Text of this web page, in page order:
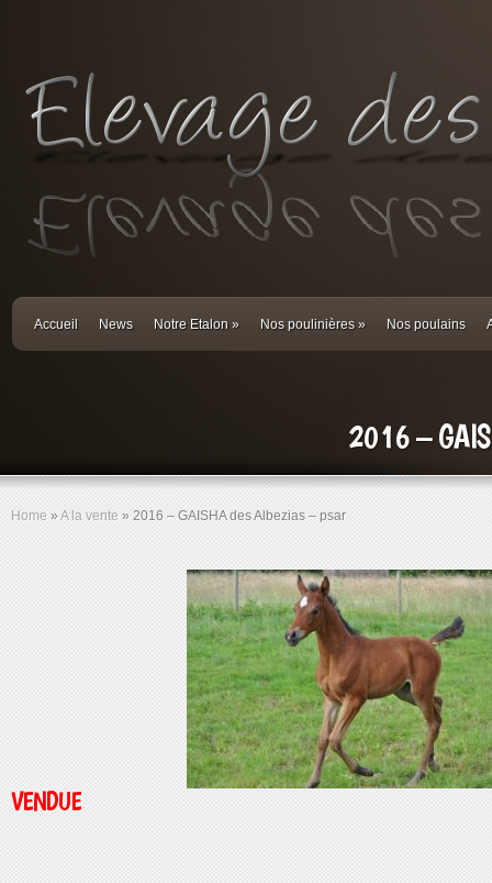
Accueil News Notre Etalon » Nos poulinières» Nos poulains
2016 –
Home » A la vente » 2016 – GAISHA des Albezias – psar
VENDUE